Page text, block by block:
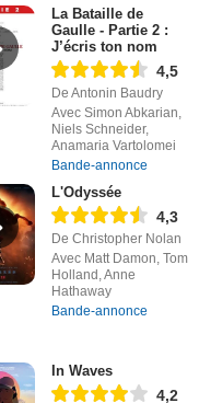
La Bataille de
Gaulle - Partie 2 :
J’écris ton nom
4,5
De Antonin Baudry
Avec Simon Abkarian,
Niels Schneider,
Anamaria Vartolomei
Bande-annonce
L'Odyssée
4,3
De Christopher Nolan
Avec Matt Damon, Tom
Holland, Anne
Hathaway
Bande-annonce
In Waves
4,2